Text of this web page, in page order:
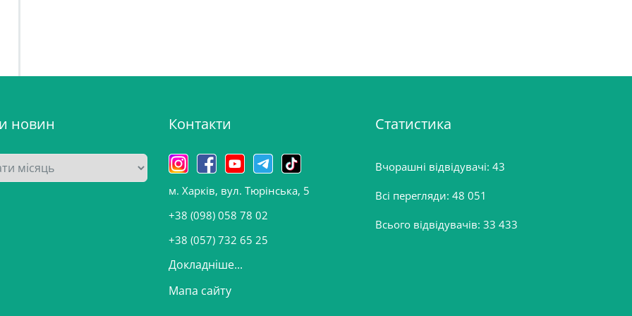
новин Контакти
м. Харків, вул. Тюрінська, 5
+38 (098) 058 78 02
+38 (057) 732 65 25
Докладніше...
Мапа сайту
Статистика
Вчорашні відвідувачі: 43
Всі перегляди: 48 051
Всього відвідувачів: 33 433